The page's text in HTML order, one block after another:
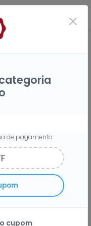
do
volta
de pagamento:
cupom